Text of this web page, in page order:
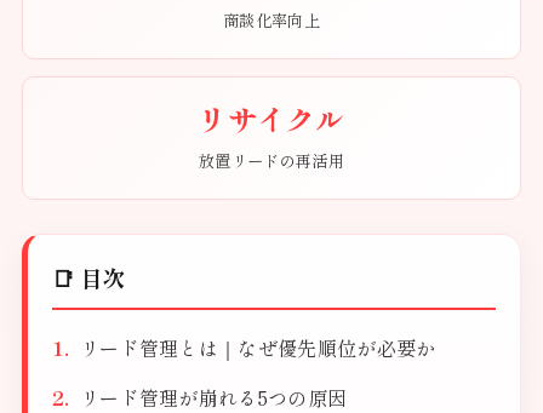
商談化率向上
リサイクル
放置リードの再活用
📑 目次
リード管理とは｜なぜ優先順位が必要か
リード管理が崩れる5つの原因